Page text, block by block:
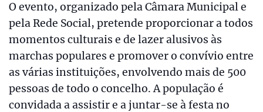
O evento, organizado pela Câmara Municipal e
pela Rede Social, pretende proporcionar a todos
momentos culturais e de lazer alusivos às
marchas populares e promover o convívio entre
as várias instituições, envolvendo mais de 500
pessoas de todo o concelho. A população é
convidada a assistir e a juntar-se à festa no